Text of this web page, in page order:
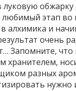
луковую обжарку
этап во
алхимика и
очень
Запомните,
хранителем,
разных
нужно